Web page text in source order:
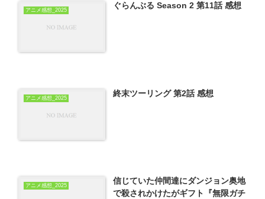
アニメ感想_2025 ぐらんぶる Season 2 第11話 感想
アニメ感想_2025 終末ツーリング 第2話 感想
アニメ感想_2025
信じていた仲間達にダンジョン奥地
で殺されかけたがギフト『無限ガチ